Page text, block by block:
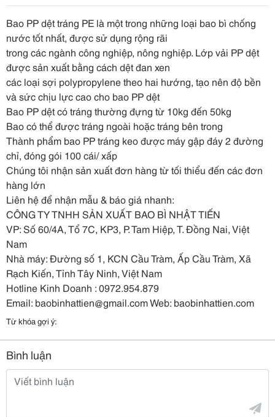
Bao PP dệt tráng PE là một trong những loại bao bì chống
nước tốt nhất, được sử dụng rộng rãi
trong các ngành công nghiệp, nông nghiệp. Lớp vải PP dệt
được sản xuất bằng cách dệt đan xen
các loại sợi polypropylene theo hai hướng, tạo nên độ bền
và sức chịu lực cao cho bao PP dệt
Bao PP dệt có tráng thường đựng từ 10kg đến 50kg
Bao có thể được tráng ngoài hoặc tráng bên trong
Thành phẩm bao PP tráng keo được máy gập đáy 2 đường
chỉ, đóng gói 100 cái/ xấp
Chúng tôi nhận sản xuất đơn hàng từ tối thiểu đến các đơn
hàng lớn
Liên hệ để nhận mẫu & báo giá nhanh:
CÔNG TY TNHH SẢN XUẤT BAO BÌ NHẬT TIẾN
VP: Số 60/4A, Tổ 7C, KP3, P. Tam Hiệp, T. Đồng Nai, Việt
Nam
Nhà máy: Đường số 1, KCN Cầu Tràm, Ấp Cầu Tràm, Xã
Rạch Kiến, Tỉnh Tây Ninh, Việt Nam
Hotline Kinh Doanh : 0972.954.879
Email: baobinhattien@gmail.com Web: baobinhattien.com
Từ khóa gợi ý:
Bình luận